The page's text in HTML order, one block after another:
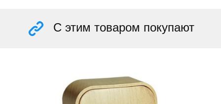
С этим товаром покупают